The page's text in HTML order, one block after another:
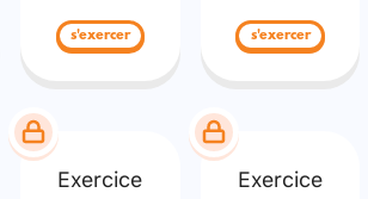
s'exercer s'exercer
Exercice Exercice